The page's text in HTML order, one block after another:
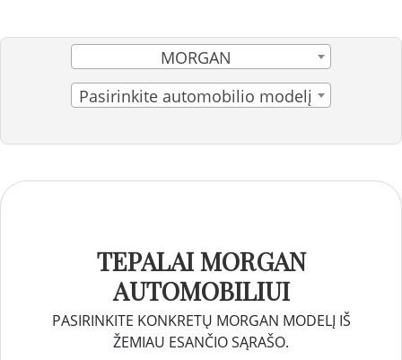
MORGAN
Pasirinkite automobilio modelį
TEPALAI MORGAN
AUTOMOBILIUI
PASIRINKITE KONKRETŲ MORGAN MODELĮ IŠ
ŽEMIAU ESANČIO SĄRAŠO.